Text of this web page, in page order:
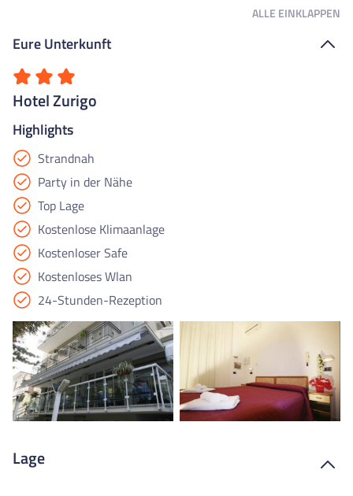
ALLE EINKLAPPEN
Eure Unterkunft
Hotel Zurigo
Highlights
Strandnah
Party in der Nähe
Top Lage
Kostenlose Klimaanlage
Kostenloser Safe
Kostenloses Wlan
24-Stunden-Rezeption
Lage